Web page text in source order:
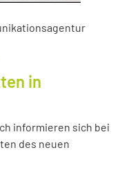
in
informieren sich bei
des neuen